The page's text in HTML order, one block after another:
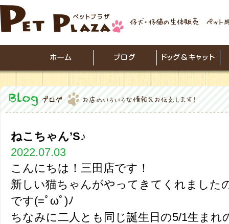
ねこちゃん’S♪
2022.07.03
こんにちは！三田店です！
新しい猫ちゃんがやってきてくれました
です(=ﾟωﾟ)ﾉ
ちなみに二人とも同じ誕生日の5/1生ま